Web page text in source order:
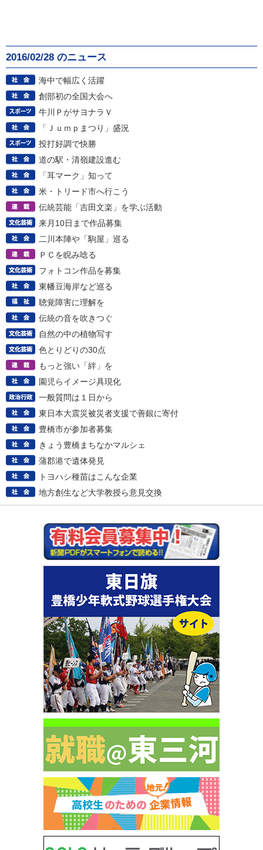
2016/02/28 のニュース
海中で幅広く活躍
創部初の全国大会へ
牛川ＰがサヨナラＶ
「Ｊｕｍｐまつり」盛況
投打好調で快勝
道の駅・清嶺建設進む
「耳マーク」知って
米・トリード市へ行こう
伝統芸能「吉田文楽」を学ぶ活動
来月10日まで作品募集
二川本陣や「駒屋」巡る
ＰＣを睨み唸る
フォトコン作品を募集
東幡豆海岸など巡る
聴覚障害に理解を
伝統の音を吹きつぐ
自然の中の植物写す
色とりどりの30点
もっと強い「絆」を
園児らイメージ具現化
一般質問は１日から
東日本大震災被災者支援で善銀に寄付
豊橋市が参加者募集
きょう豊橋まちなかマルシェ
蒲郡港で遺体発見
トヨハシ種苗はこんな企業
地方創生など大学教授ら意見交換